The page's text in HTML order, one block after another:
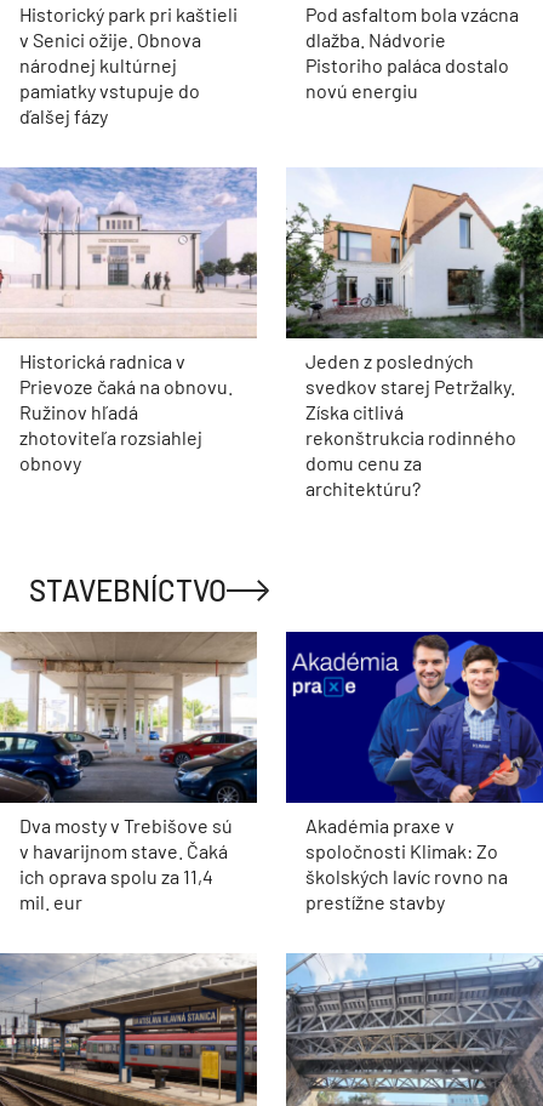
Historický park pri kaštieli
v Senici ožije. Obnova
národnej kultúrnej
pamiatky vstupuje do
ďalšej fázy
Pod asfaltom bola vzácna
dlažba. Nádvorie
Pistoriho paláca dostalo
novú energiu
Historická radnica v
Prievoze čaká na obnovu.
Ružinov hľadá
zhotoviteľa rozsiahlej
obnovy
Jeden z posledných
svedkov starej Petržalky.
Získa citlivá
rekonštrukcia rodinného
domu cenu za
architektúru?
STAVEBNÍCTVO
Dva mosty v Trebišove sú
v havarijnom stave. Čaká
ich oprava spolu za 11,4
mil. eur
Akadémia praxe v
spoločnosti Klimak: Zo
školských lavíc rovno na
prestížne stavby